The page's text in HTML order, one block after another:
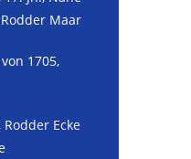
Maar
1705,
Ecke